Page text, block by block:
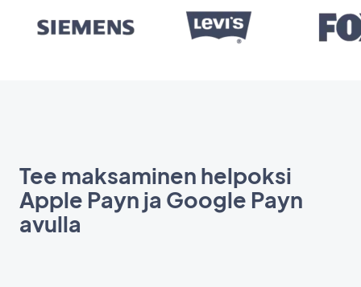
Tee maksaminen helpoksi
Apple Payn ja Google Payn
avulla